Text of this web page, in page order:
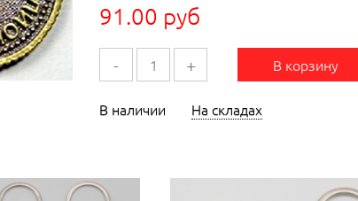
91.00 руб
- + В корзину
В наличии На складах